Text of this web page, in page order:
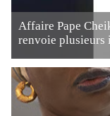
Affaire Pape
renvoie plusieurs